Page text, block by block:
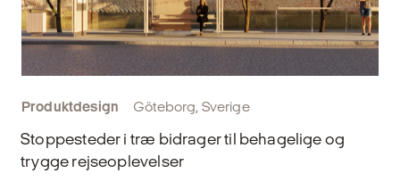
Produktdesign Göteborg, Sverige
Stoppesteder i træ bidrager til behagelige og
trygge rejseoplevelser